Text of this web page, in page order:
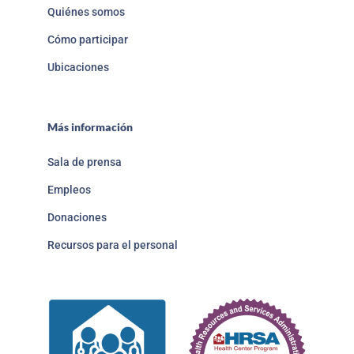
Quiénes somos
Cómo participar
Ubicaciones
Más información
Sala de prensa
Empleos
Donaciones
Recursos para el personal